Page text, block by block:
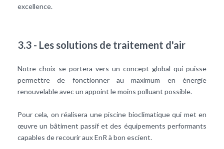
excellence.
3.3 - Les solutions de traitement d'air
Notre choix se portera vers un concept global qui puisse
permettre de fonctionner au maximum en énergie
renouvelable avec un appoint le moins polluant possible.
Pour cela, on réalisera une piscine bioclimatique qui met en
œuvre un bâtiment passif et des équipements performants
capables de recourir aux EnR à bon escient.